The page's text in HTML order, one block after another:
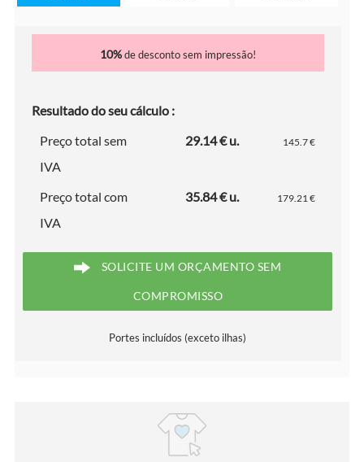
10%de desconto sem impressão!
Resultado do seu cálculo :
Preço total sem
IVA
29.14 € u. 145.7 €
Preço total com
IVA
35.84 € u. 179.21 €
SOLICITE UM ORÇAMENTO SEM
COMPROMISSO
Portes incluídos (exceto ilhas)